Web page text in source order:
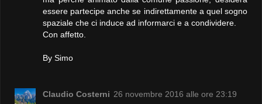
essere partecipe anche se indirettamente a quel sogno
spaziale che ci induce ad informarci e a condividere.
Con affetto.
By Simo
Claudio Costerni 26 novembre 2016 alle ore 23:19